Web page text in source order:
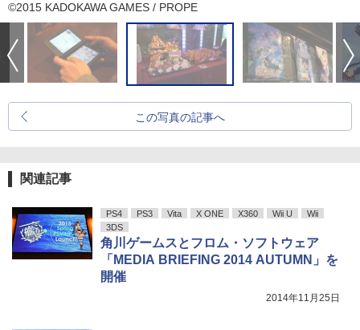
©2015 KADOKAWA GAMES / PROPE
この写真の記事へ
関連記事
PS4 PS3 Vita X ONE X360 Wii U
Wii
3DS
角川ゲームスとフロム・ソフトウェア
「MEDIA BRIEFING 2014 AUTUMN」を
開催
2014年11月25日